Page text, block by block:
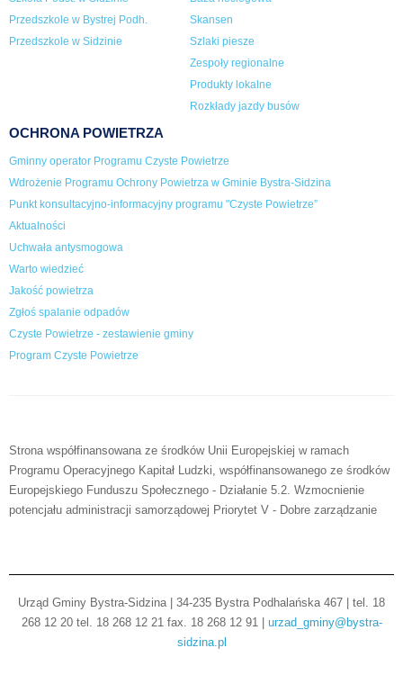
Przedszkole w Bystrej Podh.
Przedszkole w Sidzinie
Skansen
Szlaki piesze
Zespoły regionalne
Produkty lokalne
Rozkłady jazdy busów
OCHRONA POWIETRZA
Gminny operator Programu Czyste Powietrze
Wdrożenie Programu Ochrony Powietrza w Gminie Bystra-Sidzina
Punkt konsultacyjno-informacyjny programu "Czyste Powietrze”
Aktualności
Uchwała antysmogowa
Warto wiedzieć
Jakość powietrza
Zgłoś spalanie odpadów
Czyste Powietrze - zestawienie gminy
Program Czyste Powietrze
Strona współfinansowana ze środków Unii Europejskiej w ramach
Programu Operacyjnego Kapitał Ludzki, współfinansowanego ze środków
Europejskiego Funduszu Społecznego - Działanie 5.2. Wzmocnienie
potencjału administracji samorządowej Priorytet V - Dobre zarządzanie
Urząd Gminy Bystra-Sidzina | 34-235 Bystra Podhalańska 467 | tel. 18
268 12 20 tel. 18 268 12 21 fax. 18 268 12 91 | urzad_gminy@bystra-
sidzina.pl